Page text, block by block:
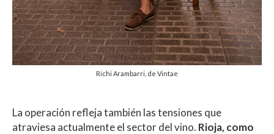
Richi Arambarri, de Vintae
La operación refleja también las tensiones que
atraviesa actualmente el sector del vino. Rioja, como